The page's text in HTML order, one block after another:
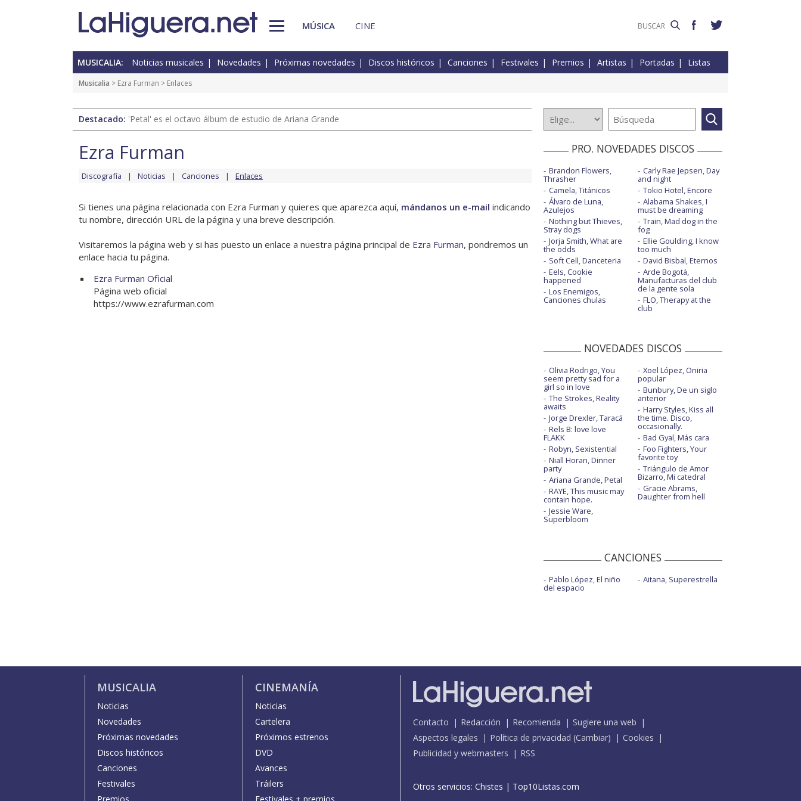
MÚSICA CINE
MUSICALIA: Noticias musicales Novedades Próximas novedades Discos históricos Canciones Festivales Premios Artistas Portadas Listas
Musicalia > Ezra Furman > Enlaces
Destacado: 'Petal' es el octavo álbum de estudio de Ariana Grande
Ezra Furman
Discografía Noticias Canciones Enlaces
Si tienes una página relacionada con Ezra Furman y quieres que aparezca aquí, mándanos un e-mail indicando
tu nombre, dirección URL de la página y una breve descripción.
Visitaremos la página web y si has puesto un enlace a nuestra página principal de Ezra Furman, pondremos un
enlace hacia tu página.
Ezra Furman Oficial
Página web oficial
https://www.ezrafurman.com
PRO. NOVEDADES DISCOS
Brandon Flowers,
Thrasher
Camela, Titánicos
Álvaro de Luna,
Azulejos
Nothing but Thieves,
Stray dogs
Jorja Smith, What are
the odds
Soft Cell, Danceteria
Eels, Cookie
happened
Los Enemigos,
Canciones chulas
Carly Rae Jepsen, Day
and night
Tokio Hotel, Encore
Alabama Shakes, I
must be dreaming
Train, Mad dog in the
fog
Ellie Goulding, I know
too much
David Bisbal, Eternos
Arde Bogotá,
Manufacturas del club
de la gente sola
FLO, Therapy at the
club
NOVEDADES DISCOS
Olivia Rodrigo, You
seem pretty sad for a
girl so in love
The Strokes, Reality
awaits
Jorge Drexler, Taracá
Rels B: love love
FLAKK
Robyn, Sexistential
Niall Horan, Dinner
party
Ariana Grande, Petal
RAYE, This music may
contain hope.
Jessie Ware,
Superbloom
Xoel López, Oniria
popular
Bunbury, De un siglo
anterior
Harry Styles, Kiss all
the time. Disco,
occasionally.
Bad Gyal, Más cara
Foo Fighters, Your
favorite toy
Triángulo de Amor
Bizarro, Mi catedral
Gracie Abrams,
Daughter from hell
CANCIONES
Pablo López, El niño
del espacio
Aitana, Superestrella
MUSICALIA
Noticias
Novedades
Próximas novedades
Discos históricos
Canciones
Festivales
CINEMANÍA
Noticias
Cartelera
Próximos estrenos
DVD
Avances
Tráilers
Contacto Redacción Recomienda
Sugiere una web
Aspectos legales
Política de privacidad (Cambiar)
Cookies
Publicidad y webmasters
RSS
Otros servicios: Chistes | Top10Listas.com